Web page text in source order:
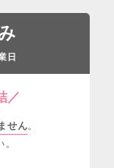
日
／
せん。